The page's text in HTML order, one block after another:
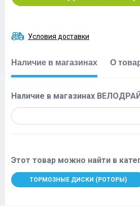
Условия доставки
Наличие в магазинах О
Наличие в магазинах
Этот товар можно найти в
ТОРМОЗНЫЕ ДИСКИ (РОТОРЫ)